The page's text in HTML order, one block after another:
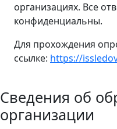
организациях. Все
конфиденциальны.
Для прохождения
ссылке: https://
Сведения об
организации